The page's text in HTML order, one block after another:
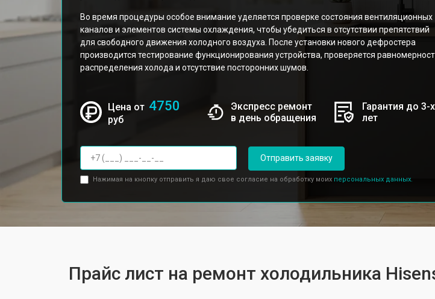
Во время процедуры особое внимание уделяется проверке состояния вентиляционных
каналов и элементов системы охлаждения, чтобы убедиться в отсутствии препятствий
для свободного движения холодного воздуха. После установки нового дефростера
производится тестирование функционирования устройства, проверяется
распределения холода и отсутствие посторонних шумов.
Цена от 4750
руб
Экспресс ремонт
в день обращения
Гарантия до 3-х
лет
Отправить заявку
Нажимая на кнопку отправить я даю свое согласие на обработку моих персональных данных.
Прайс лист на ремонт холодильника